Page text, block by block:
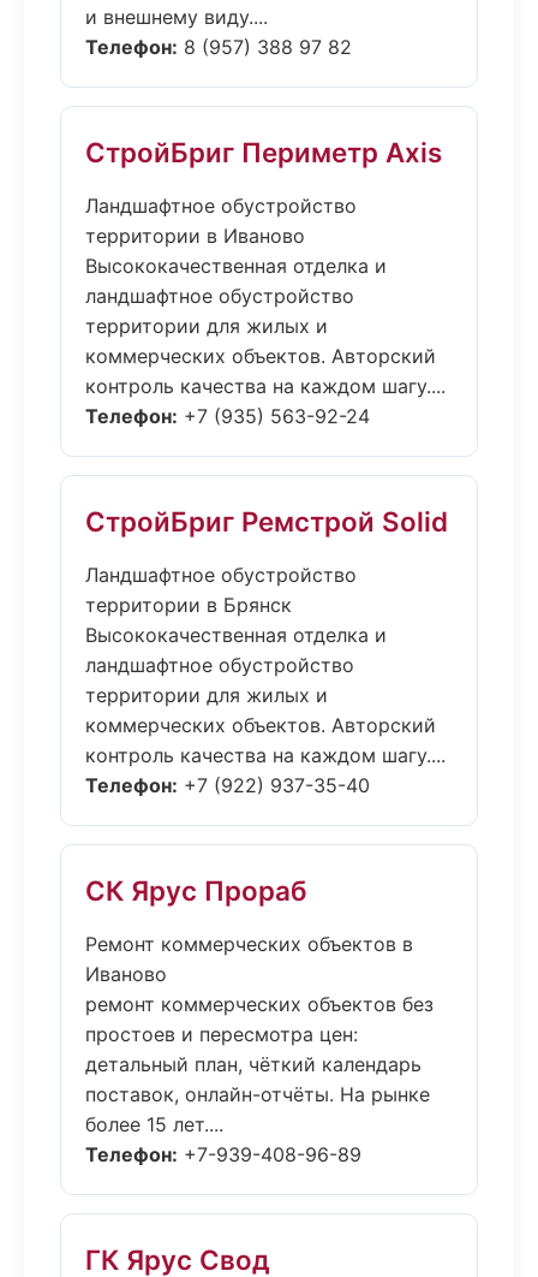
и внешнему виду....
Телефон: 8 (957) 388 97 82
СтройБриг Периметр Axis
Ландшафтное обустройство
территории в Иваново
Высококачественная отделка и
ландшафтное обустройство
территории для жилых и
коммерческих объектов. Авторский
контроль качества на каждом шагу....
Телефон: +7 (935) 563-92-24
СтройБриг Ремстрой Solid
Ландшафтное обустройство
территории в Брянск
Высококачественная отделка и
ландшафтное обустройство
территории для жилых и
коммерческих объектов. Авторский
контроль качества на каждом шагу....
Телефон: +7 (922) 937-35-40
СК Ярус Прораб
Ремонт коммерческих объектов в
Иваново
ремонт коммерческих объектов без
простоев и пересмотра цен:
детальный план, чёткий календарь
поставок, онлайн-отчёты. На рынке
более 15 лет....
Телефон: +7-939-408-96-89
ГК Ярус Свод